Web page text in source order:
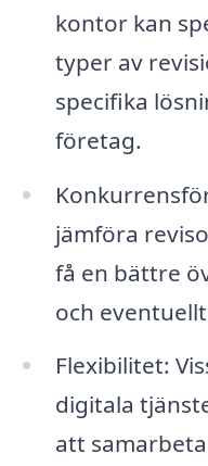
kontor kan
typer av
specifika
företag.
jämföra
få en bättre
och
Flexibilitet:
digitala
att